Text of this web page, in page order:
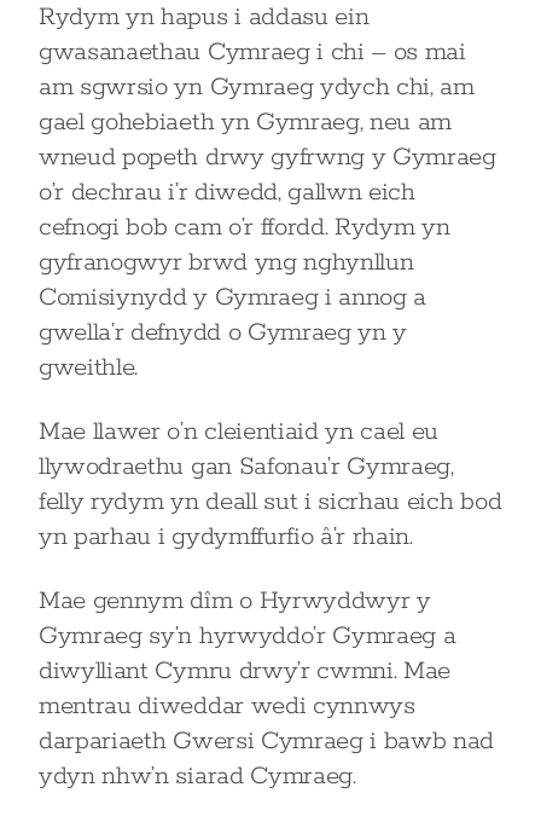
Rydym yn hapus i addasu ein
gwasanaethau Cymraeg i chi – os mai
am sgwrsio yn Gymraeg ydych chi, am
gael gohebiaeth yn Gymraeg, neu am
wneud popeth drwy gyfrwng y Gymraeg
o’r dechrau i’r diwedd, gallwn eich
cefnogi bob cam o’r ffordd. Rydym yn
gyfranogwyr brwd yng nghynllun
Comisiynydd y Gymraeg i annog a
gwella’r defnydd o Gymraeg yn y
gweithle.
Mae llawer o’n cleientiaid yn cael eu
llywodraethu gan Safonau’r Gymraeg,
felly rydym yn deall sut i sicrhau eich bod
yn parhau i gydymffurfio â’r rhain.
Mae gennym dîm o Hyrwyddwyr y
Gymraeg sy’n hyrwyddo’r Gymraeg a
diwylliant Cymru drwy’r cwmni. Mae
mentrau diweddar wedi cynnwys
darpariaeth Gwersi Cymraeg i bawb nad
ydyn nhw’n siarad Cymraeg.